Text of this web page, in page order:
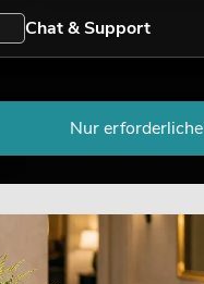
Chat & Support
Nur erforderliche